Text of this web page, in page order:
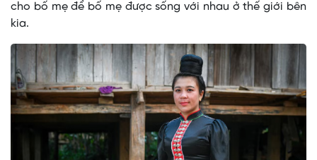
cho bố mẹ để bố mẹ được sống với nhau ở thế giới bên
kia.